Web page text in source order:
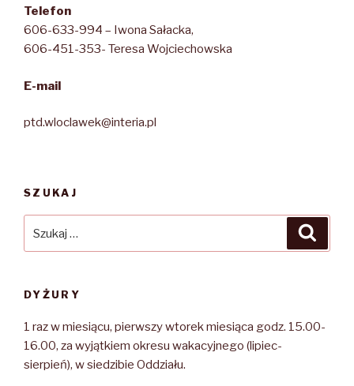
Telefon
606-633-994 – Iwona Sałacka,
606-451-353- Teresa Wojciechowska
E-mail
ptd.wloclawek@interia.pl
SZUKAJ
DYŻURY
1 raz w miesiącu, pierwszy wtorek miesiąca godz. 15.00-
16.00, za wyjątkiem okresu wakacyjnego (lipiec-
sierpień), w siedzibie Oddziału.